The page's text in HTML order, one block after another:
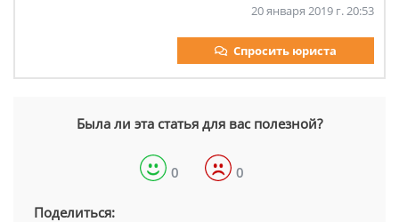
20 января 2019 г. 20:53
Спросить юриста
Была ли эта статья для вас полезной?
0 0
Поделиться: